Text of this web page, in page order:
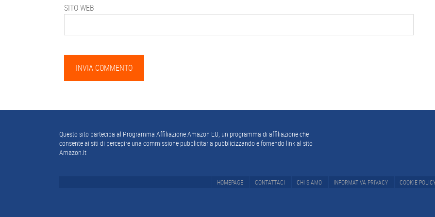
SITO WEB
Questo sito partecipa al Programma Affiliazione Amazon EU, un programma di affiliazione che
consente ai siti di percepire una commissione pubblicitaria pubblicizzando e fornendo link al sito
Amazon.it
HOMEPAGE CONTATTACI CHI SIAMO INFORMATIVA PRIVACY COOKIE